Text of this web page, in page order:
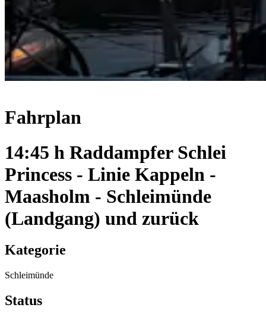
Fahrplan
14:45 h Raddampfer Schlei
Princess - Linie Kappeln -
Maasholm - Schleimünde
(Landgang) und zurück
Kategorie
Schleimünde
Status